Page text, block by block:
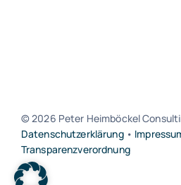
© 2026 Peter Heimböckel
Datenschutzerklärung•
Transparenzverordnung